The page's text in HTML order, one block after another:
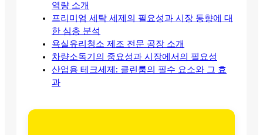
역량 소개
프리미엄 세탁 세제의 필요성과 시장 동향에 대
한 심층 분석
욕실유리청소 제조 전문 공장 소개
차량소독기의 중요성과 시장에서의 필요성
산업용 테크세제: 클린룸의 필수 요소와 그 효
과